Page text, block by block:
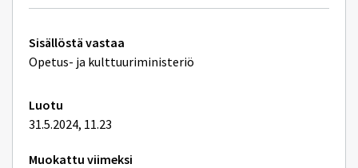
Tekniset
lisätiedot
Sisällöstä vastaa
Opetus- ja kulttuuriministeriö
Luotu
31.5.2024, 11.23
Muokattu viimeksi